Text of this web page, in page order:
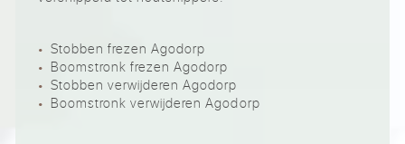
Stobben frezen Agodorp
Boomstronk frezen Agodorp
Stobben verwijderen Agodorp
Boomstronk verwijderen Agodorp